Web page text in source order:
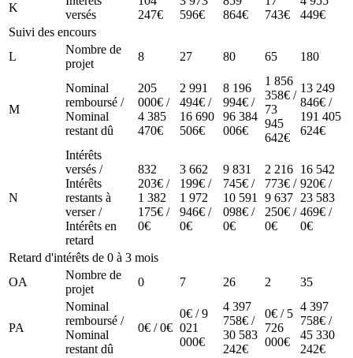
K
versés
247€
596€
864€
743€
449€
Suivi des encours
L
Nombre de
projet
8 27 80 65 180
M
Nominal
remboursé /
Nominal
restant dû
205
000€ /
4 385
470€
2 991
494€ /
16 690
506€
8 196
994€ /
96 384
006€
1 856
358€ /
73
945
642€
13 249
846€ /
191 405
624€
N
Intérêts
versés /
Intérêts
restants à
verser /
Intérêts en
retard
832
203€ /
1 382
175€ /
0€
3 662
199€ /
1 972
946€ /
0€
9 831
745€ /
10 591
098€ /
0€
2 216
773€ /
9 637
250€ /
0€
16 542
920€ /
23 583
469€ /
0€
Retard d'intérêts de 0 à 3 mois
OA
Nombre de
projet
0 7 26 2 35
PA
Nominal
remboursé /
Nominal
restant dû
0€ / 0€
0€ / 9
021
000€
4 397
758€ /
30 583
242€
0€ / 5
726
000€
4 397
758€ /
45 330
242€